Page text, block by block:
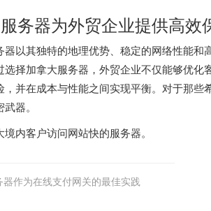
务器为外贸企业提供高效
以其独特的地理优势、稳定的网络性能
选择加拿大服务器，外贸企业不仅能够优
并在成本与性能之间实现平衡。对于那
器。
境内客户访问网站快的服务器。
作为在线支付网关的最佳实践